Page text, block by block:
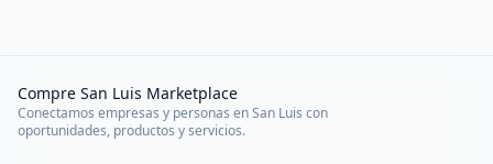
Compre San Luis Marketplace
Conectamos empresas y personas en San Luis con
oportunidades, productos y servicios.